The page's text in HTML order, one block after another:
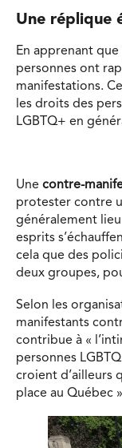
Une réplique
En apprenant
personnes ont
manifestations.
les droits des
LGBTQ+ en
Une contre-
protester contre
généralement
esprits
cela que des
deux groupes,
Selon les
manifestants
contribue à «
personnes
croient d’ailleurs
place au Québec